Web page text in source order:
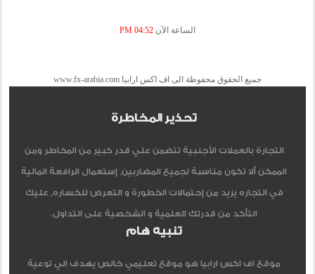
الساعة الآن 04:52 PM
جميع الحقوق محفوظة الى اف اكس ارابيا www.fx-arabia.com
تحذير المخاطرة
التجارة بالعملات الأجنبية تتضمن علي قدر كبير من المخاطر ومن
الممكن ألا تكون مناسبة لجميع المضاربين, إستعمال الرافعة المالية
في التجاره يزيد من إحتمالات الخطورة و التعرض للخساره, عليك
التأكد من قدرتك العلمية و الشخصية على التداول.
تنبيه هام
موقع اف اكس ارابيا هو موقع تعليمي خالص يهدف الي توعية